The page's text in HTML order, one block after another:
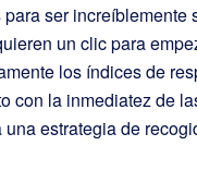
ser increíblemente
un clic para
los índices de
con la inmediatez de
estrategia de